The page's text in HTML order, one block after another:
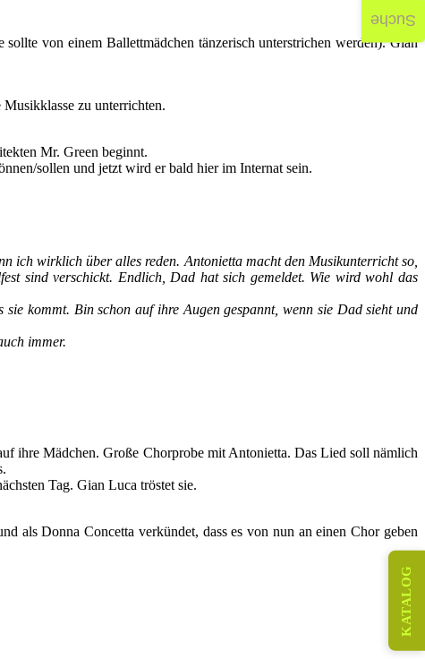
von einem Ballettmädchen tänzerisch unterstrichen werden). Gian
zu unterrichten.
Mr. Green beginnt.
sollen und jetzt wird er bald hier im Internat sein.
ich wirklich über alles reden. Antonietta macht den Musikunterricht so,
sind verschickt. Endlich, Dad hat sich gemeldet. Wie wird wohl das
kommt. Bin schon auf ihre Augen gespannt, wenn sie Dad sieht und
immer.
ihre Mädchen. Große Chorprobe mit Antonietta. Das Lied soll nämlich
Tag. Gian Luca tröstet sie.
als Donna Concetta verkündet, dass es von nun an einen Chor geben
KATALOG
Suche